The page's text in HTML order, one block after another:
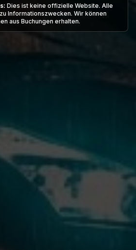
Dies ist keine offizielle Website. Alle
Informationszwecken. Wir können
aus Buchungen erhalten.